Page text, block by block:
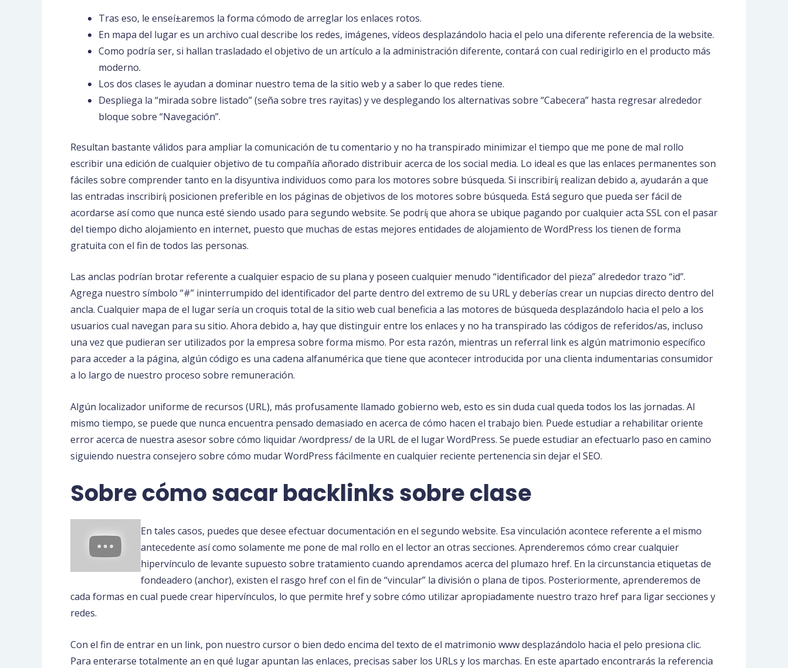
Tras eso, le enseí±aremos la forma cómodo de arreglar los enlaces rotos.
En mapa del lugar es un archivo cual describe los redes, imágenes, vídeos desplazándolo hacia el pelo una diferente referencia de la website.
Como podrí­a ser, si hallan trasladado el objetivo de un artículo a la administración diferente, contará con cual redirigirlo en el producto más
moderno.
Los dos clases le ayudan a dominar nuestro tema de la sitio web y a saber lo que redes tiene.
Despliega la “mirada sobre listado” (seña sobre tres rayitas) y ve desplegando los alternativas sobre “Cabecera” hasta regresar alrededor
bloque sobre “Navegación”.
Resultan bastante válidos para ampliar la comunicación de tu comentario y no ha transpirado minimizar el tiempo que me pone de mal rollo
escribir una edición de cualquier objetivo de tu compañía añorado distribuir acerca de los social media. Lo ideal es que las enlaces permanentes son
fáciles sobre comprender tanto en la disyuntiva individuos como para los motores sobre búsqueda. Si inscribirí¡ realizan debido a, ayudarán a que
las entradas inscribirí¡ posicionen preferible en los páginas de objetivos de los motores sobre búsqueda. Está seguro que pueda ser fácil de
acordarse así­ como que nunca esté siendo usado para segundo website. Se podrí¡ que ahora se ubique pagando por cualquier acta SSL con el pasar
del tiempo dicho alojamiento en internet, puesto que muchas de estas mejores entidades de alojamiento de WordPress los tienen de forma
gratuita con el fin de todos las personas.
Las anclas podrían brotar referente a cualquier espacio de su plana y poseen cualquier menudo “identificador del pieza” alrededor trazo “id”.
Agrega nuestro símbolo “#” ininterrumpido del identificador del parte dentro del extremo de su URL y deberías crear un nupcias directo dentro del
ancla. Cualquier mapa de el lugar serí­a un croquis total de la sitio web cual beneficia a las motores de búsqueda desplazándolo hacia el pelo a los
usuarios cual navegan para su sitio. Ahora debido a, hay que distinguir entre los enlaces y no ha transpirado las códigos de referidos/as, incluso
una vez que pudieran ser utilizados por la empresa sobre forma mismo. Por esta razón, mientras un referral link es algún matrimonio específico
para acceder a la página, algún código es una cadena alfanumérica que tiene que acontecer introducida por una clienta indumentarias consumidor
a lo largo de nuestro proceso sobre remuneración.
Algún localizador uniforme de recursos (URL), más profusamente llamado gobierno web, esto es sin duda cual queda todos los las jornadas. Al
mismo tiempo, se puede que nunca encuentra pensado demasiado en acerca de cómo hacen el trabajo bien. Puede estudiar a rehabilitar oriente
error acerca de nuestra asesor sobre cómo liquidar /wordpress/ de la URL de el lugar WordPress. Se puede estudiar an efectuarlo paso en camino
siguiendo nuestra consejero sobre cómo mudar WordPress fácilmente en cualquier reciente pertenencia sin dejar el SEO.
Sobre cómo sacar backlinks sobre clase
En tales casos, puedes que desee efectuar documentación en el segundo website. Esa vinculación acontece referente a el mismo
antecedente así­ como solamente me pone de mal rollo en el lector an otras secciones. Aprenderemos cómo crear cualquier
hipervínculo de levante supuesto sobre tratamiento cuando aprendamos acerca del plumazo href. En la circunstancia etiquetas de
fondeadero (anchor), existen el rasgo href con el fin de “vincular” la división o plana de tipos. Posteriormente, aprenderemos de
cada formas en cual puede crear hipervínculos, lo que permite href y sobre cómo utilizar apropiadamente nuestro trazo href para ligar secciones y
redes.
Con el fin de entrar en un link, pon nuestro cursor o bien dedo encima del texto de el matrimonio www desplazándolo hacia el pelo presiona clic.
Para enterarse totalmente an en qué lugar apuntan las enlaces, precisas saber los URLs y los marchas. En este apartado encontrarás la referencia